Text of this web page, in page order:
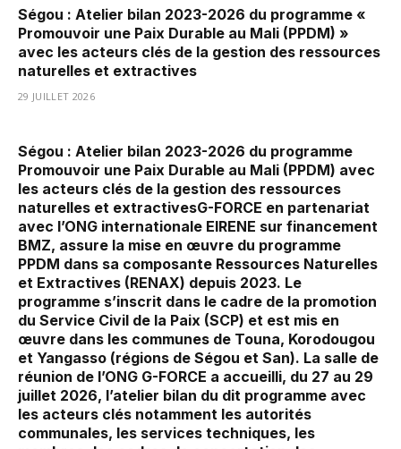
Ségou : Atelier bilan 2023-2026 du programme «
Promouvoir une Paix Durable au Mali (PPDM) »
avec les acteurs clés de la gestion des ressources
naturelles et extractives
29 JUILLET 2026
Ségou : Atelier bilan 2023-2026 du programme
Promouvoir une Paix Durable au Mali (PPDM) avec
les acteurs clés de la gestion des ressources
naturelles et extractivesG-FORCE en partenariat
avec l’ONG internationale EIRENE sur financement
BMZ, assure la mise en œuvre du programme
PPDM dans sa composante Ressources Naturelles
et Extractives (RENAX) depuis 2023. Le
programme s’inscrit dans le cadre de la promotion
du Service Civil de la Paix (SCP) et est mis en
œuvre dans les communes de Touna, Korodougou
et Yangasso (régions de Ségou et San). La salle de
réunion de l’ONG G-FORCE a accueilli, du 27 au 29
juillet 2026, l’atelier bilan du dit programme avec
les acteurs clés notamment les autorités
communales, les services techniques, les